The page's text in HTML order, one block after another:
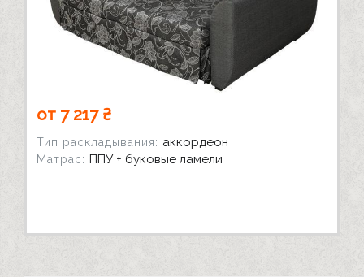
от 7 217 ₴
Тип раскладывания: аккордеон
Матрас: ППУ + буковые ламели